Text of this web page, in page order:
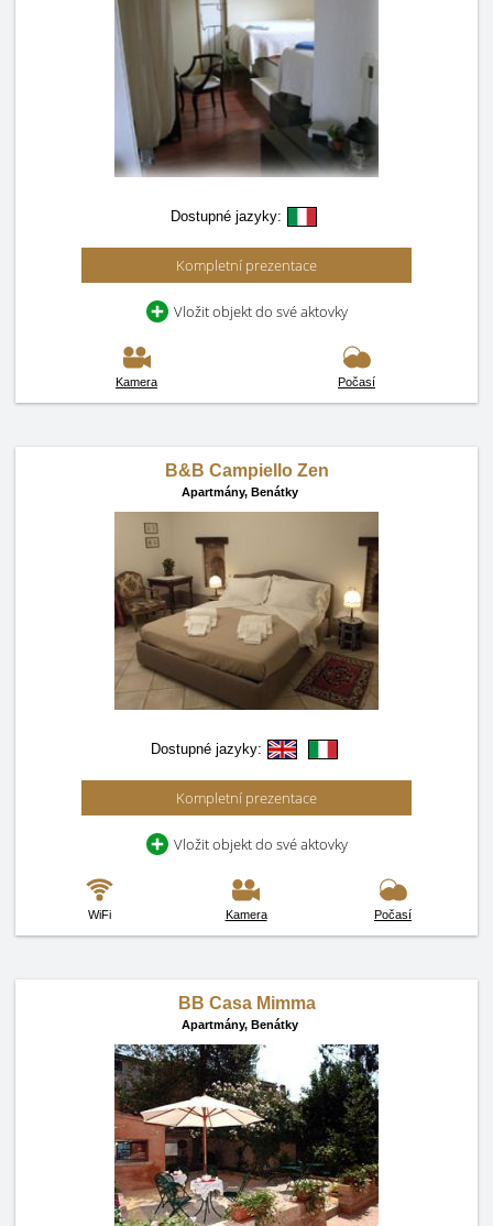
Dostupné jazyky:
Kompletní prezentace
Vložit objekt do své aktovky
Kamera Počasí
B&B Campiello Zen
Apartmány, Benátky
Dostupné jazyky:
Kompletní prezentace
Vložit objekt do své aktovky
WiFi Kamera Počasí
BB Casa Mimma
Apartmány, Benátky